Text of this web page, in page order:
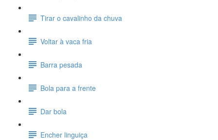
Tirar o cavalinho da chuva
Voltar à vaca fria
Barra pesada
Bola para a frente
Dar bola
Encher linguiça